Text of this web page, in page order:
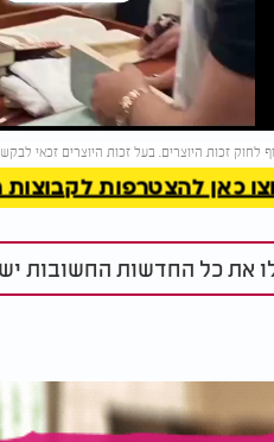
להמשך קריאה
להצטרפות לקבוצות
את כל החדשות החשובות